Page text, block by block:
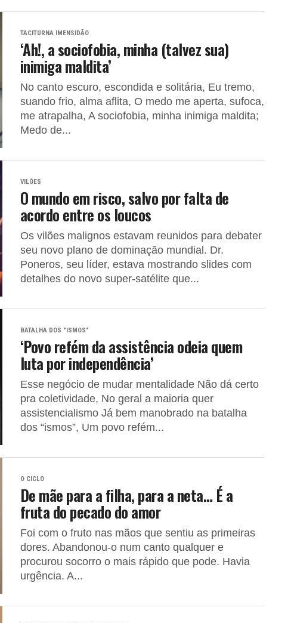
TACITURNA IMENSIDÃO
‘Ah!, a sociofobia, minha (talvez sua)
inimiga maldita’
No canto escuro, escondida e solitária, Eu tremo,
suando frio, alma aflita, O medo me aperta, sufoca,
me atrapalha, A sociofobia, minha inimiga maldita;
Medo de...
VILÕES
O mundo em risco, salvo por falta de
acordo entre os loucos
Os vilões malignos estavam reunidos para debater
seu novo plano de dominação mundial. Dr.
Poneros, seu líder, estava mostrando slides com
detalhes do novo super-satélite que...
BATALHA DOS "ISMOS"
‘Povo refém da assistência odeia quem
luta por independência’
Esse negócio de mudar mentalidade Não dá certo
pra coletividade, No geral a maioria quer
assistencialismo Já bem manobrado na batalha
dos “ismos”, Um povo refém...
O CICLO
De mãe para a filha, para a neta… É a
fruta do pecado do amor
Foi com o fruto nas mãos que sentiu as primeiras
dores. Abandonou-o num canto qualquer e
procurou socorro o mais rápido que pode. Havia
urgência. A...